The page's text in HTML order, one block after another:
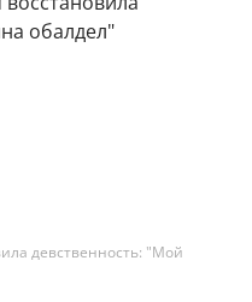
девственность: "Мой